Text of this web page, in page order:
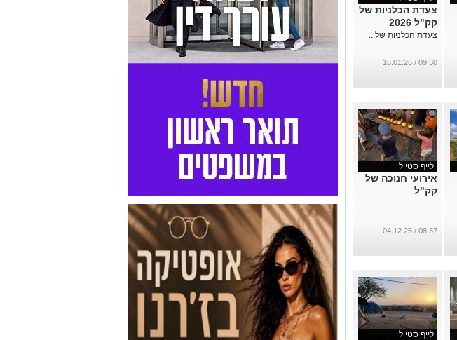
צעדת הכלניות של
קק"ל 2026
צעדת הכלניות של...
09:30 / 16.01.26
לייף סטייל
אירועי חנוכה של
קק"ל
08:37 / 04.12.25
לייף סטייל